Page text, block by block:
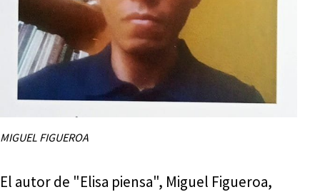
MIGUEL FIGUEROA
El autor de "Elisa piensa", Miguel Figueroa,